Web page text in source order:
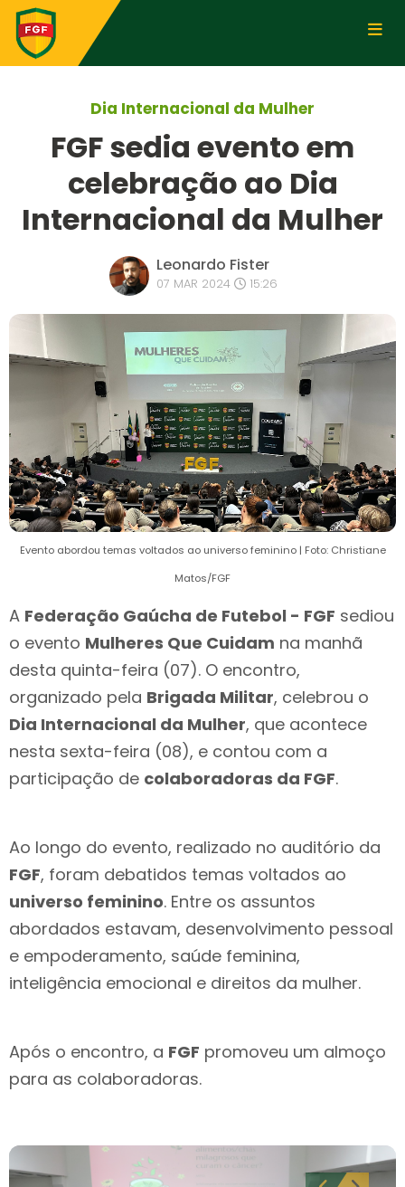
Dia Internacional da Mulher
FGF sedia evento em
celebração ao Dia
Internacional da Mulher
Leonardo Fister
07 MAR 2024 15:26
Evento abordou temas voltados ao universo feminino | Foto: Christiane
Matos/FGF
A Federação Gaúcha de Futebol - FGF sediou
o evento Mulheres Que Cuidam na manhã
desta quinta-feira (07). O encontro,
organizado pela Brigada Militar, celebrou o
Dia Internacional da Mulher, que acontece
nesta sexta-feira (08), e contou com a
participação de colaboradoras da FGF.
Ao longo do evento, realizado no auditório da
FGF, foram debatidos temas voltados ao
universo feminino. Entre os assuntos
abordados estavam, desenvolvimento pessoal
e empoderamento, saúde feminina,
inteligência emocional e direitos da mulher.
Após o encontro, a FGF promoveu um almoço
para as colaboradoras.